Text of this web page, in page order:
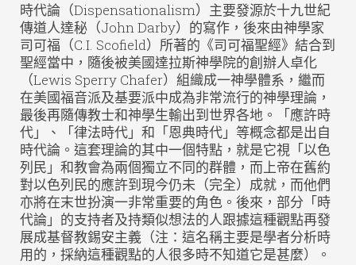
時代論（Dispensationalism）主要發源於十九世紀
傳道人達秘（John Darby）的寫作，後來由神學家
司可福（C.I. Scofield）所著的《司可福聖經》結合到
聖經當中，隨後被美國達拉斯神學院的創辦人卓化
（Lewis Sperry Chafer）組織成一神學體系，繼而
在美國福音派及基要派中成為非常流行的神學理論，
最後再隨傳教士和神學生輸出到世界各地。「應許時
代」、「律法時代」和「恩典時代」等概念都是出自
時代論。這套理論的其中一個特點，就是它視「以色
列民」和教會為兩個獨立不同的群體，而上帝在舊約
對以色列民的應許到現今仍未（完全）成就，而他們
亦將在末世扮演一非常重要的角色。後來，部分「時
代論」的支持者及持類似想法的人跟據這種觀點再發
展成基督教錫安主義（注：這名稱主要是學者分析時
用的，採納這種觀點的人很多時不知道它是甚麼）。